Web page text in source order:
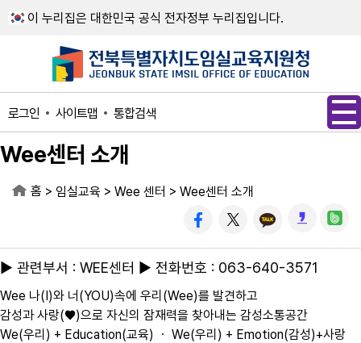
이 누리집은 대한민국 공식 전자정부 누리집입니다.
로그인 사이트맵 통합검색
Wee센터 소개
홈 > 임실교육 > Wee 센터 > Wee센터 소개
▶ 관련부서 : WEE센터 ▶ 전화번호 : 063-640-3571
Wee 나(I)와 너(YOU)속에 우리(Wee)를 발견하고
감성과 사랑(♥)으로 자신의 잠재력을 찾아내는 감성소통공간
We(우리) + Education(교육) ㆍ We(우리) + Emotion(감성)+사랑